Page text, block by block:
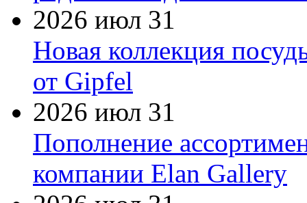
2026 июл 31
Новая коллекция
от Gipfel
2026 июл 31
Пополнение
компании Elan Gallery